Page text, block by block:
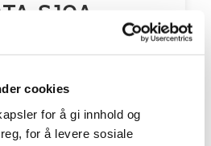
cookies
for å gi innhold og
for å levere sosiale
SJOA
luften med flott utsikt over
år